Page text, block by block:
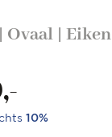
Ovaal | Eiken
10%